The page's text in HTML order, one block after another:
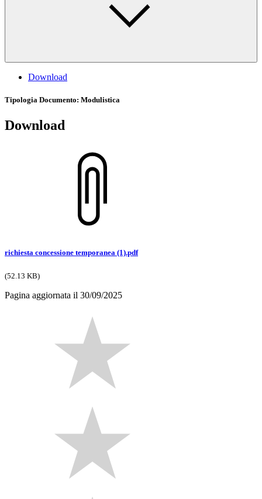
Download
Tipologia Documento: Modulistica
Download
richiesta concessione temporanea (1).pdf
(52.13 KB)
Pagina aggiornata il 30/09/2025